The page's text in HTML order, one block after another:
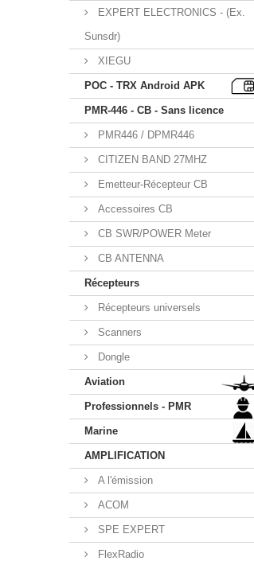
EXPERT ELECTRONICS - (Ex.
Sunsdr)
XIEGU
POC - TRX Android APK
PMR-446 - CB - Sans licence
PMR446 / DPMR446
CITIZEN BAND 27MHZ
Emetteur-Récepteur CB
Accessoires CB
CB SWR/POWER Meter
CB ANTENNA
Récepteurs
Récepteurs universels
Scanners
Dongle
Aviation
Professionnels - PMR
Marine
AMPLIFICATION
A l'émission
ACOM
SPE EXPERT
FlexRadio